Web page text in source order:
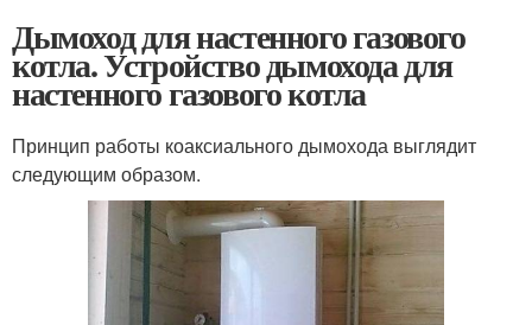
Дымоход для настенного газового
котла. Устройство дымохода для
настенного газового котла
Принцип работы коаксиального дымохода выглядит
следующим образом.